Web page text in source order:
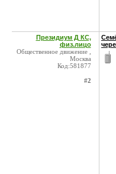
Президиум Д КС,
физ.лицо
Общественное движение ,
Москва
Код:581877
#2